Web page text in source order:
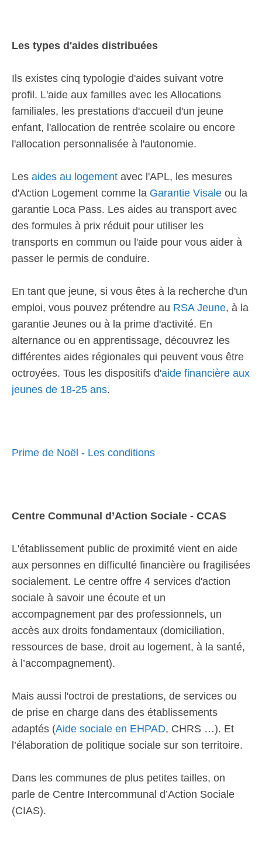
Les types d'aides distribuées
Ils existes cinq typologie d'aides suivant votre
profil. L'aide aux familles avec les Allocations
familiales, les prestations d'accueil d'un jeune
enfant, l'allocation de rentrée scolaire ou encore
l'allocation personnalisée à l'autonomie.
Les aides au logement avec l'APL, les mesures
d'Action Logement comme la Garantie Visale ou la
garantie Loca Pass. Les aides au transport avec
des formules à prix réduit pour utiliser les
transports en commun ou l'aide pour vous aider à
passer le permis de conduire.
En tant que jeune, si vous êtes à la recherche d'un
emploi, vous pouvez prétendre au RSA Jeune, à la
garantie Jeunes ou à la prime d'activité. En
alternance ou en apprentissage, découvrez les
différentes aides régionales qui peuvent vous être
octroyées. Tous les dispositifs d'aide financière aux
jeunes de 18-25 ans.
Prime de Noël - Les conditions
Centre Communal d’Action Sociale - CCAS
L'établissement public de proximité vient en aide
aux personnes en difficulté financière ou fragilisées
socialement. Le centre offre 4 services d'action
sociale à savoir une écoute et un
accompagnement par des professionnels, un
accès aux droits fondamentaux (domiciliation,
ressources de base, droit au logement, à la santé,
à l’accompagnement).
Mais aussi l'octroi de prestations, de services ou
de prise en charge dans des établissements
adaptés (Aide sociale en EHPAD, CHRS …). Et
l’élaboration de politique sociale sur son territoire.
Dans les communes de plus petites tailles, on
parle de Centre Intercommunal d’Action Sociale
(CIAS).